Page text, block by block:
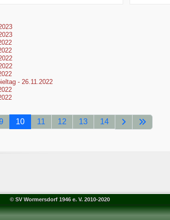
© SV Wormersdorf 1946 e. V. 2010-2020
- 26.11.2022
10 11 12 13 14